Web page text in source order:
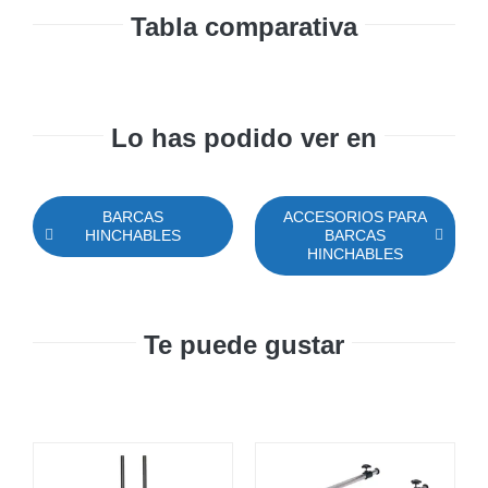
Tabla comparativa
Lo has podido ver en
BARCAS
HINCHABLES
ACCESORIOS PARA
BARCAS
HINCHABLES
Te puede gustar